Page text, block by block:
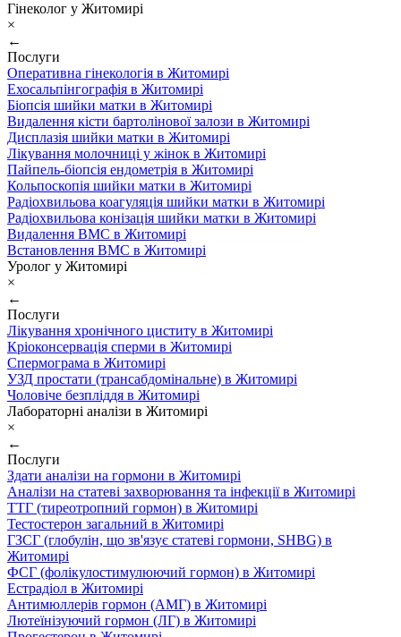
Гінеколог у Житомирі
×
←
Послуги
Оперативна гінекологія в Житомирі
Ехосальпінгографія в Житомирі
Біопсія шийки матки в Житомирі
Видалення кісти бартолінової залози в Житомирі
Дисплазія шийки матки в Житомирі
Лікування молочниці у жінок в Житомирі
Пайпель-біопсія ендометрія в Житомирі
Кольпоскопія шийки матки в Житомирі
Радіохвильова коагуляція шийки матки в Житомирі
Радіохвильова конізація шийки матки в Житомирі
Видалення ВМС в Житомирі
Встановлення ВМС в Житомирі
Уролог у Житомирі
×
←
Послуги
Лікування хронічного циститу в Житомирі
Кріоконсервація сперми в Житомирі
Спермограма в Житомирі
УЗД простати (трансабдомінальне) в Житомирі
Чоловіче безпліддя в Житомирі
Лабораторні аналізи в Житомирі
×
←
Послуги
Здати аналізи на гормони в Житомирі
Аналізи на статеві захворювання та інфекції в Житомирі
ТТГ (тиреотропний гормон) в Житомирі
Тестостерон загальний в Житомирі
ГЗСГ (глобулін, що зв'язує статеві гормони, SHBG) в
Житомирі
ФСГ (фолікулостимулюючий гормон) в Житомирі
Естрадіол в Житомирі
Антимюллерів гормон (АМГ) в Житомирі
Лютеїнізуючий гормон (ЛГ) в Житомирі